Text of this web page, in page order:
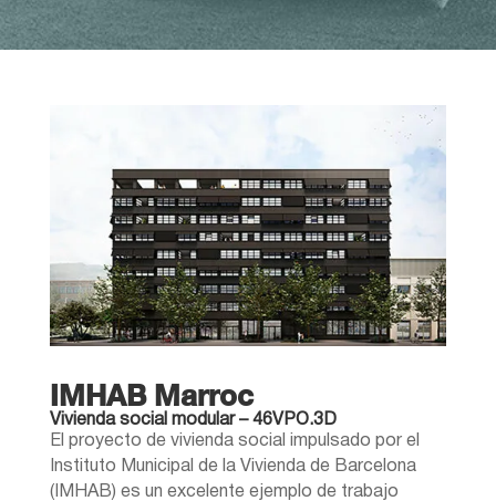
IMHAB Marroc
Vivienda social modular – 46VPO.3D
El proyecto de vivienda social impulsado por el
Instituto Municipal de la Vivienda de Barcelona
(IMHAB) es un excelente ejemplo de trabajo